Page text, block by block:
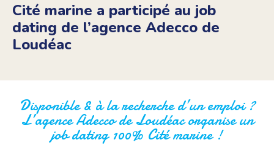
Cité marine a participé au job
dating de l’agence Adecco de
Loudéac
Disponible & à la recherche d’un emploi ?
L’agence Adecco de Loudéac organise un
job dating 100% Cité marine !